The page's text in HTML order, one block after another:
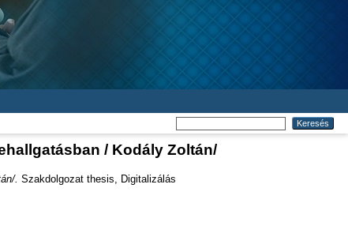
/ Kodály Zoltán/
. Szakdolgozat thesis, Digitalizálás